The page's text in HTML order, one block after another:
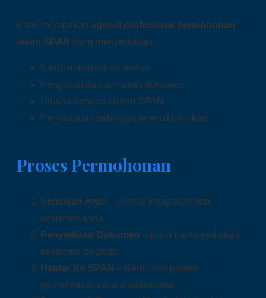
Kami merupakan agensi profesional permohonan
lesen SPAN yang menyediakan:
Khidmat konsultasi penuh
Pengisian dan semakan dokumen
Urusan dengan sistem SPAN
Pemantauan sehingga lesen diluluskan
Proses Permohonan
Semakan Awal – Semak kelayakan dan
dokumen anda.
Penyediaan Dokumen – Kami bantu sediakan
dokumen lengkap.
Hantar Ke SPAN – Kami urus proses
permohonan secara profesional.